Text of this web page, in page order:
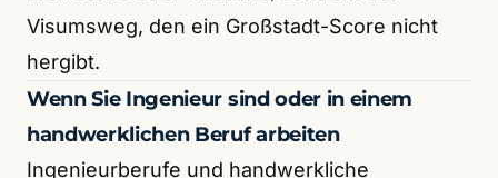
Visumsweg, den ein Großstadt-Score nicht
hergibt.
Wenn Sie Ingenieur sind oder in einem
handwerklichen Beruf arbeiten
Ingenieurberufe und handwerkliche